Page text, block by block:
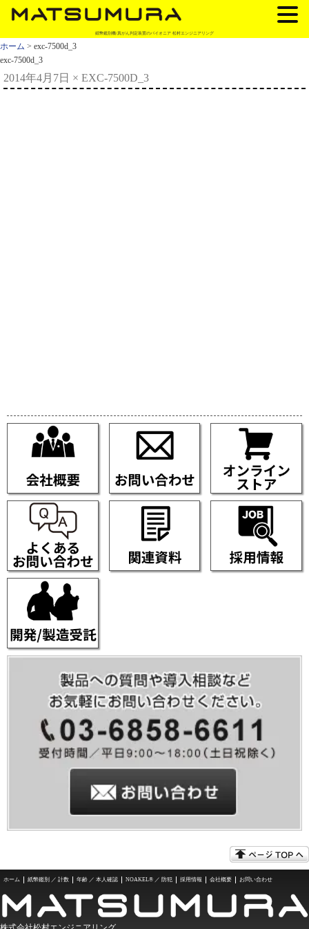
紙幣鑑別機/真がん判定装置のパイオニア 松村エンジニアリング
ホーム > exc-7500d_3
exc-7500d_3
2014年4月7日 × EXC-7500D_3
ホーム 紙幣鑑別 ／ 計数 年齢 ／ 本人確認 NOAKEL® ／ 防犯 採用情報 会社概要 お問い合わせ